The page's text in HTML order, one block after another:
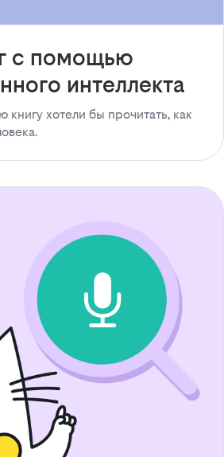
с помощью
интеллекта
хотели бы прочитать, как